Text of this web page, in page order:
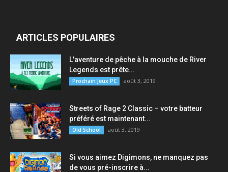
ARTICLES POPULAIRES
L'aventure de pêche à la mouche de River
Legends est prête...
Prochain Jeux PC août 3, 2019
Streets of Rage 2 Classic – votre batteur
préféré est maintenant...
Old School août 3, 2019
Si vous aimez Digimons, ne manquez pas
de vous pré-inscrire à...